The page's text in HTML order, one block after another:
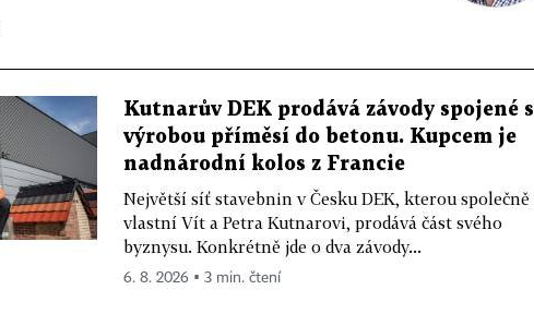
Kutnarův DEK prodává závody spojené s
výrobou příměsí do betonu. Kupcem je
nadnárodní kolos z Francie
Největší síť stavebnin v Česku DEK, kterou společně
vlastní Vít a Petra Kutnarovi, prodává část svého
byznysu. Konkrétně jde o dva závody...
6. 8. 2026 ▪ 3 min. čtení